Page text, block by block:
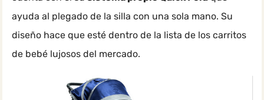
ayuda al plegado de la silla con una sola mano. Su
diseño hace que esté dentro de la lista de los carritos
de bebé lujosos del mercado.